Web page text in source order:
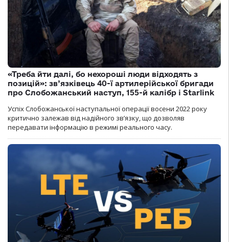
«Треба йти далі, бо нехороші люди відходять з
позицій»: зв’язківець 40-ї артилерійської бригади
про Слобожанський наступ, 155-й калібр і Starlink
Успіх Слобожанської наступальної операції восени 2022 року
критично залежав від надійного зв’язку, що дозволяв
передавати інформацію в режимі реального часу.